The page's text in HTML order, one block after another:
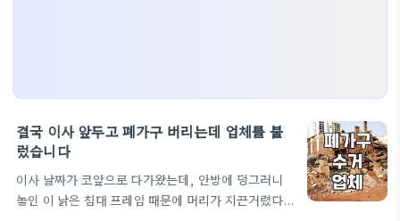
결국 이사 앞두고 폐가구 버리는데 업체를 불
렀습니다
이사 날짜가 코앞으로 다가왔는데, 안방에 덩그러니
놓인 이 낡은 침대 프레임 때문에 머리가 지끈거렸다.